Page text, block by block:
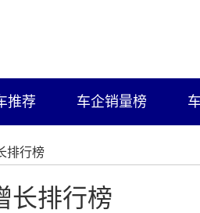
推荐 车企销量榜
排行榜
长排行榜